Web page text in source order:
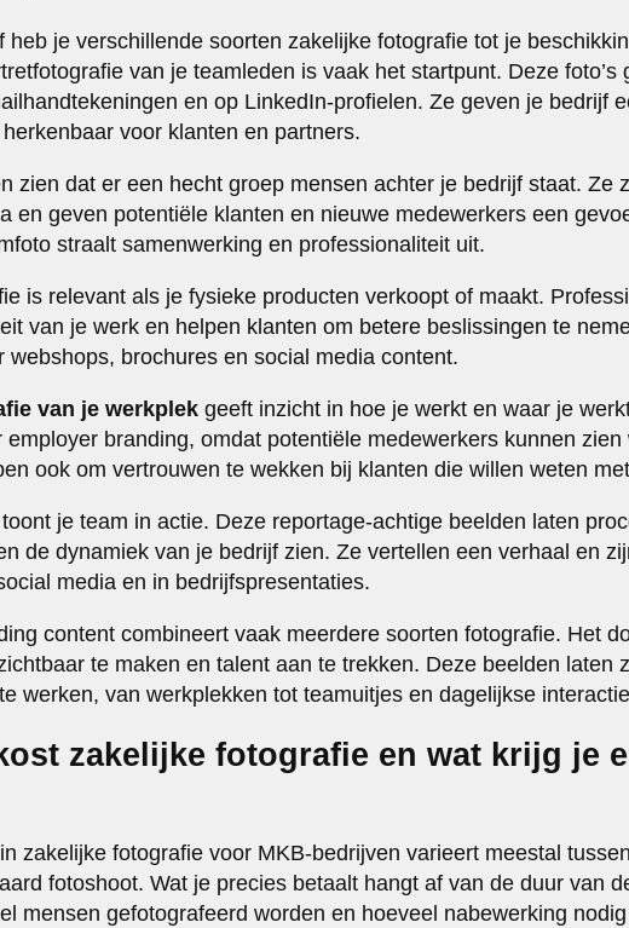
heb je verschillende soorten zakelijke fotografie tot je
van je teamleden is vaak het startpunt. Deze foto’s
en op LinkedIn-profielen. Ze geven je bedrijf
voor klanten en partners.
zien dat er een hecht groep mensen achter je bedrijf staat. Ze
en geven potentiële klanten en nieuwe medewerkers een
straalt samenwerking en professionaliteit uit.
is relevant als je fysieke producten verkoopt of maakt.
van je werk en helpen klanten om betere beslissingen te
webshops, brochures en social media content.
van je werkplek geeft inzicht in hoe je werkt en waar je
employer branding, omdat potentiële medewerkers kunnen
ook om vertrouwen te wekken bij klanten die willen weten
je team in actie. Deze reportage-achtige beelden laten
de dynamiek van je bedrijf zien. Ze vertellen een verhaal en
media en in bedrijfspresentaties.
content combineert vaak meerdere soorten fotografie. Het
te maken en talent aan te trekken. Deze beelden laten
werken, van werkplekken tot teamuitjes en dagelijkse
zakelijke fotografie en wat krijg je
zakelijke fotografie voor MKB-bedrijven varieert meestal
fotoshoot. Wat je precies betaalt hangt af van de duur van
mensen gefotografeerd worden en hoeveel nabewerking